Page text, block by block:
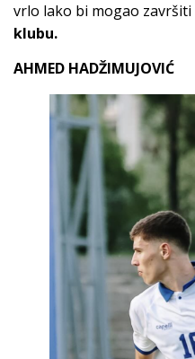
vrlo lako bi mogao završiti
klubu.
AHMED HADŽIMUJOVIĆ